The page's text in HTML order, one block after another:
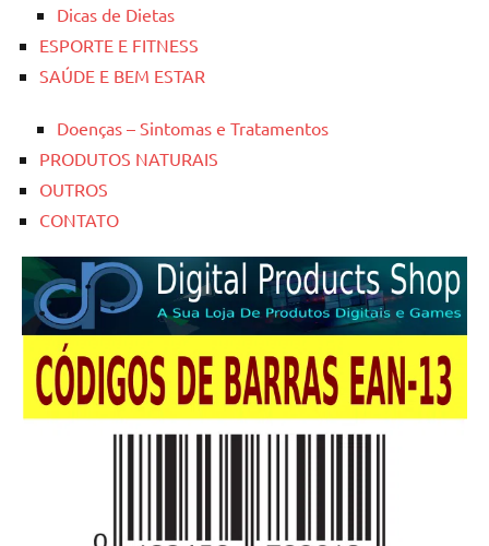
Dicas de Dietas
ESPORTE E FITNESS
SAÚDE E BEM ESTAR
Doenças – Sintomas e Tratamentos
PRODUTOS NATURAIS
OUTROS
CONTATO